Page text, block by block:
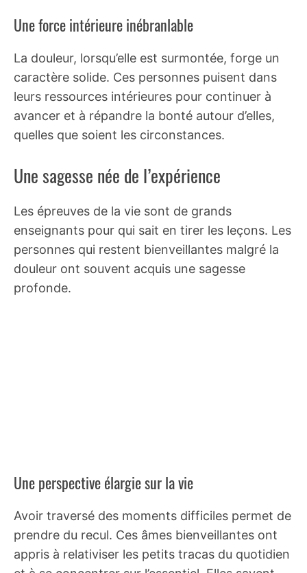
Une force intérieure inébranlable
La douleur, lorsqu’elle est surmontée, forge un
caractère solide. Ces personnes puisent dans
leurs ressources intérieures pour continuer à
avancer et à répandre la bonté autour d’elles,
quelles que soient les circonstances.
Une sagesse née de l’expérience
Les épreuves de la vie sont de grands
enseignants pour qui sait en tirer les leçons. Les
personnes qui restent bienveillantes malgré la
douleur ont souvent acquis une sagesse
profonde.
Une perspective élargie sur la vie
Avoir traversé des moments difficiles permet de
prendre du recul. Ces âmes bienveillantes ont
appris à relativiser les petits tracas du quotidien